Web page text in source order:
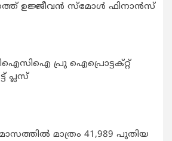
ഉജ്ജീവൻ സ്മോൾ ഫിനാൻസ്
പ്രു ഐപ്രൊട്ടക്റ്റ്
പ്ലസ്
മാത്രം 41,989 പുതിയ